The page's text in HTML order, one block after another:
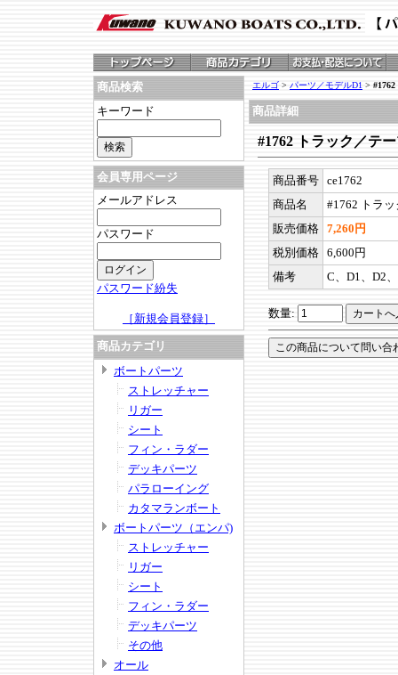
商品検索
キーワード
会員専用ページ
メールアドレス
パスワード
パスワード紛失
［新規会員登録］
商品カテゴリ
ボートパーツ
ストレッチャー
リガー
シート
フィン・ラダー
デッキパーツ
パラローイング
カタマランボート
ボートパーツ（エンパ)
ストレッチャー
リガー
シート
フィン・ラダー
デッキパーツ
その他
オール
エルゴ > パーツ／モデルD1 >
商品詳細
#1762 トラック／テ
商品番号 ce1762
商品名
#1762 トラ
販売価格 7,260円
税別価格 6,600円
備考
C、D1、D2
数量: